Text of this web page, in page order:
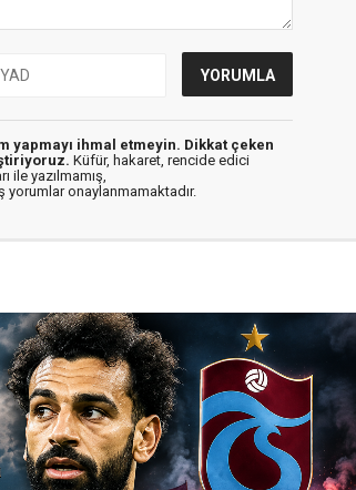
ihmal etmeyin. Dikkat çeken
Küfür, hakaret, rencide edici
ile yazılmamış,
yorumlar onaylanmamaktadır.